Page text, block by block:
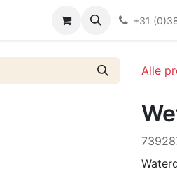
Kieswijzer nacht-
+31
Alle